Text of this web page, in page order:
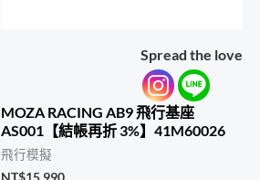
Spread the love
MOZA RACING AB9 飛行基座
AS001【結帳再折 3%】41M60026
飛行模擬
NT$15,990